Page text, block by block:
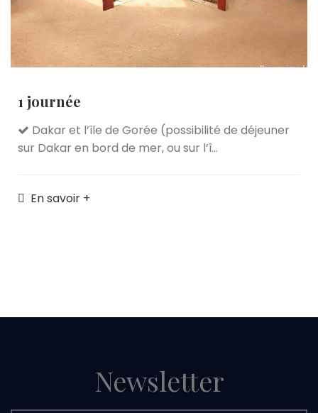
1 journée
Dakar et l’île de Gorée (possibilité de déjeuner
sur Dakar en bord de mer, ou sur l’î...
En savoir +
Newsletter